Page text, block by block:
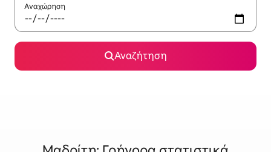
Αναχώρηση
Αναζήτηση